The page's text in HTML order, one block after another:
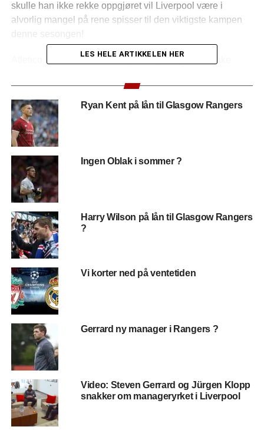
skulle han ikke rekke oppgjøret vil Liverpool være i
alvorlig mangel på rene spisser til den viktigste kampen
Atletico har derimot den farlige Sergio Agüero tilbake
avhengig av en god start og et tidlig mål for å få ro i
rekkene. De røde fra Anfield vil nok ønske å gå tøft ut,
men muligens satser Atletico på å ta Liverpool litt på
sengen fra start !?
Scorer Liverpool først kan vi fort ende opp med enda en
klassisk europeisk cupaften på Anfield
score målene ? Steven Gerrard scoret 2 flotte mål i
helgen, og forhåpentligvis har han funnet godformen
akkurat i tide til denne kampen, og med Alberto Aquilani
med 3 målgivende bidrag sist – kanskje blir det disse to
som blir tungen på vektskålen ?
Rafa Benitez kommer trolig til å ønske å kjøre Lucas inn
defensivt sammen med Mascherano for å demme opp for
Agüero og Forlan. Vi tror Benitez ikke har annen mulighet
(hvis Kuyt også er ute) enn å satse på Steven Gerrard på
topp – da Daniel Pacheco nok blir for lett fra start i denne
kampen – men kanskje en joker fra benken ?
Ellers er det vel kanskje verd å nevne at
dommer norsk, og heter Terje Hauge
Antatt Liverpools startelver på Anfield blir som følger:
LES HELE ARTIKKELEN HER
Ryan Kent på lån til Glasgow Rangers
Ingen Oblak i sommer ?
Harry Wilson på lån til Glasgow Rangers
?
Vi korter ned på ventetiden
Gerrard ny manager i Rangers ?
Video: Steven Gerrard og Jürgen Klopp
snakker om manageryrket i Liverpool